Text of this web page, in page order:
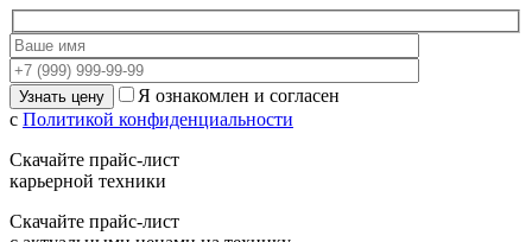
Я ознакомлен и согласен
с Политикой конфиденциальности
Скачайте прайс-лист
карьерной техники
Скачайте прайс-лист